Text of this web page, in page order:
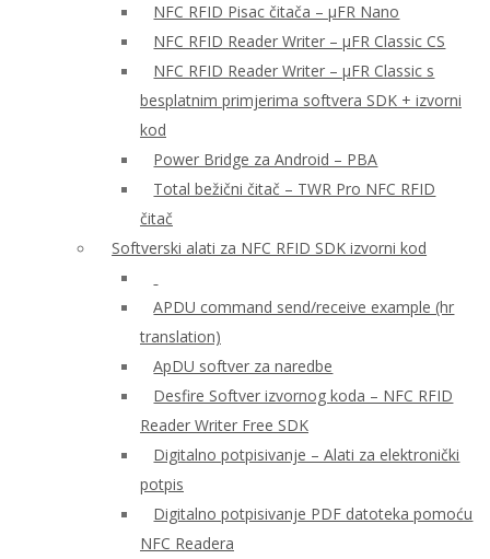
NFC RFID Pisac čitača – μFR Nano
NFC RFID Reader Writer – μFR Classic CS
NFC RFID Reader Writer – μFR Classic s
besplatnim primjerima softvera SDK + izvorni
kod
Power Bridge za Android – PBA
Total bežični čitač – TWR Pro NFC RFID
čitač
Softverski alati za NFC RFID SDK izvorni kod
APDU command send/receive example (hr
translation)
ApDU softver za naredbe
Desfire Softver izvornog koda – NFC RFID
Reader Writer Free SDK
Digitalno potpisivanje – Alati za elektronički
potpis
Digitalno potpisivanje PDF datoteka pomoću
NFC Readera